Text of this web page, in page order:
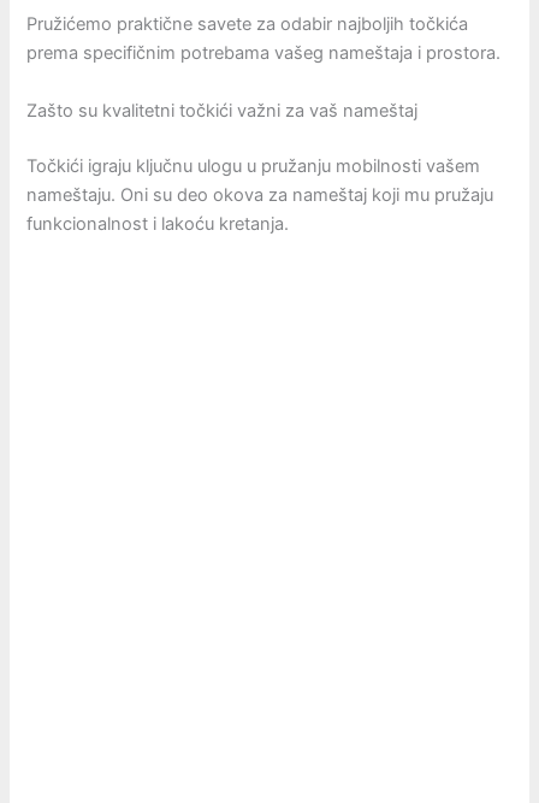
Pružićemo praktične savete za odabir najboljih točkića
prema specifičnim potrebama vašeg nameštaja i prostora.
Zašto su kvalitetni točkići važni za vaš nameštaj
Točkići igraju ključnu ulogu u pružanju mobilnosti vašem
nameštaju. Oni su deo okova za nameštaj koji mu pružaju
funkcionalnost i lakoću kretanja.